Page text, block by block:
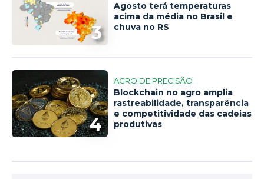
3
Agosto terá temperaturas
acima da média no Brasil e
chuva no RS
4
AGRO DE PRECISÃO
Blockchain no agro amplia
rastreabilidade, transparência
e competitividade das cadeias
produtivas